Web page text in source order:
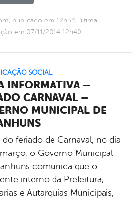
publicado em 12h34, última
em 07/11/2014 12h40
SOCIAL
INFORMATIVA –
CARNAVAL –
MUNICIPAL DE
do feriado de Carnaval, no dia
o Governo Municipal
comunica que o
interno da Prefeitura,
e Autarquias Municipais,